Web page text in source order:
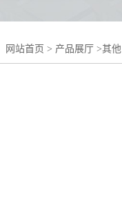
网站首页 > 产品展厅 >其他